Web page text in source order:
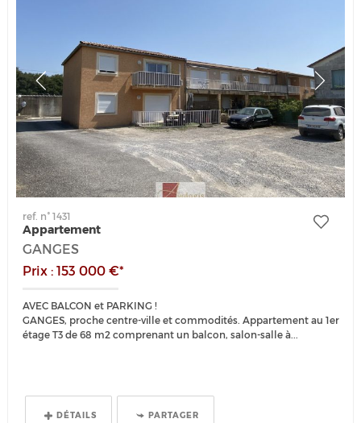
ref. n° 1431
Appartement
GANGES
Prix : 153 000 €*
AVEC BALCON et PARKING !
GANGES, proche centre-ville et commodités. Appartement au 1er
étage T3 de 68 m2 comprenant un balcon, salon-salle à...
DÉTAILS PARTAGER